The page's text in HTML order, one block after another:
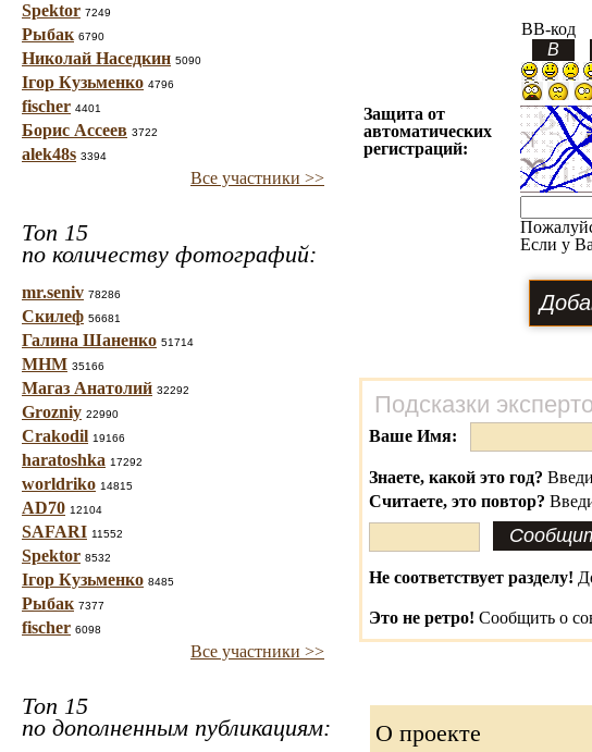
Spektor 7249
Рыбак 6790
Николай Наседкин 5090
Ігор Кузьменко 4796
fischer 4401
Борис Ассеев 3722
alek48s 3394
Все участники >>
Топ 15
по количеству фотографий:
mr.seniv 78286
Скилеф 56681
Галина Шаненко 51714
МНМ 35166
Магаз Анатолий 32292
Grozniy 22990
Crakodil 19166
haratoshka 17292
worldriko 14815
AD70 12104
SAFARI 11552
Spektor 8532
Ігор Кузьменко 8485
Рыбак 7377
fischer 6098
Все участники >>
Топ 15
по дополненным публикациям:
BB-код
Защита от
автоматических
регистраций:
Если у
Подсказки
Ваше Имя:
Знаете, какой это год?
Считаете, это повтор?
Не соответствует разделу!
Это не ретро! Сообщить о
О проекте